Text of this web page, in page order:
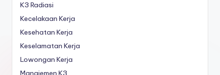
K3 Radiasi
Kecelakaan Kerja
Kesehatan Kerja
Keselamatan Kerja
Lowongan Kerja